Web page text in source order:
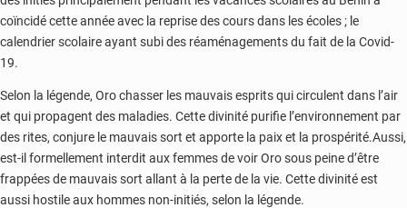
coïncidé cette année avec la reprise des cours dans les écoles ; le
calendrier scolaire ayant subi des réaménagements du fait de la Covid-
19.
Selon la légende, Oro chasser les mauvais esprits qui circulent dans l’air
et qui propagent des maladies. Cette divinité purifie l’environnement par
des rites, conjure le mauvais sort et apporte la paix et la prospérité.Aussi,
est-il formellement interdit aux femmes de voir Oro sous peine d’être
frappées de mauvais sort allant à la perte de la vie. Cette divinité est
aussi hostile aux hommes non-initiés, selon la légende.